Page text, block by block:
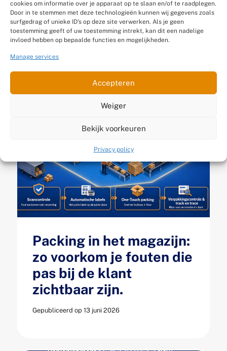
cookies om informatie over je apparaat op te slaan en/of te raadplegen.
Door in te stemmen met deze technologieën kunnen wij gegevens zoals
surfgedrag of unieke ID's op deze site verwerken. Als je geen
toestemming geeft of uw toestemming intrekt, kan dit een nadelige
invloed hebben op bepaalde functies en mogelijkheden.
Manage services
Accepteren
Weiger
Bekijk voorkeuren
Privacy policy
klein geworden? 5
signalen dat je magazijn
je groei afremt
Gepubliceerd op 13 juli 2026
Packing in het magazijn:
zo voorkom je fouten die
pas bij de klant
zichtbaar zijn.
Gepubliceerd op 13 juni 2026